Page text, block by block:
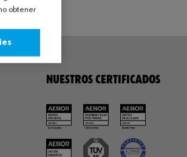
NUESTROS CERTIFICADOS
obtener